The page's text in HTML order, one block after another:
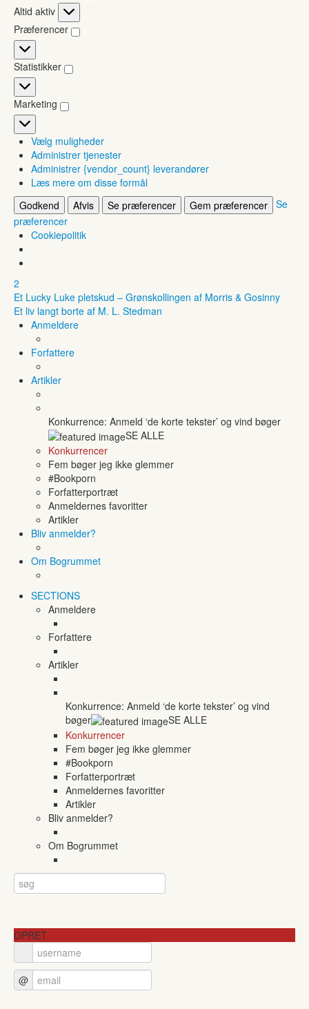
Funktionsdygtig
Altid aktiv
Præferencer
Præferencer
Statistikker
Statistikker
Marketing
Marketing
Vælg muligheder
Administrer tjenester
Administrer {vendor_count} leverandører
Læs mere om disse formål
Godkend
Afvis Se præferencer Gem præferencer Se
præferencer
Cookiepolitik
2
Et Lucky Luke pletskud – Grønskollingen af Morris & Gosinny
Et liv langt borte af M. L. Stedman
Anmeldere
Forfattere
Artikler
Konkurrence: Anmeld ‘de korte tekster’ og vind bøger
SE ALLE
Konkurrencer
Fem bøger jeg ikke glemmer
#Bookporn
Forfatterportræt
Anmeldernes favoritter
Artikler
Bliv anmelder?
Om Bogrummet
SECTIONS
Anmeldere
Forfattere
Artikler
Konkurrence: Anmeld ‘de korte tekster’ og vind
bøger
SE ALLE
Konkurrencer
Fem bøger jeg ikke glemmer
#Bookporn
Forfatterportræt
Anmeldernes favoritter
Artikler
Bliv anmelder?
Om Bogrummet
OPRET
@